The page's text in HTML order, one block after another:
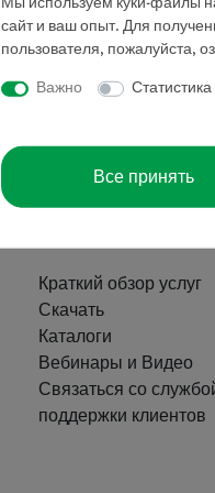
Краткий обзор услуг
Скачать
Каталоги
Вебинары и Видео
Связаться со
поддержки клиентов
Мы используем куки-файлы
сайт и ваш опыт. Для
пользователя, пожалуйста,
Важно Статистика
Все принять